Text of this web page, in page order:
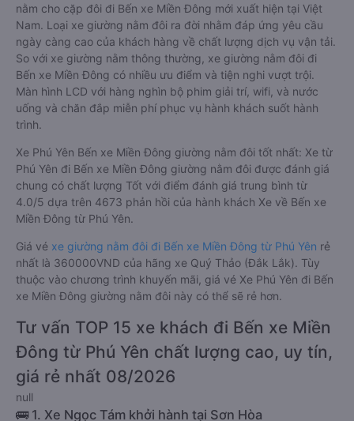
nằm cho cặp đôi đi Bến xe Miền Đông mới xuất hiện tại Việt
Nam. Loại xe giường nằm đôi ra đời nhằm đáp ứng yêu cầu
ngày càng cao của khách hàng về chất lượng dịch vụ vận tải.
So với xe giường nằm thông thường, xe giường nằm đôi đi
Bến xe Miền Đông có nhiều ưu điểm và tiện nghi vượt trội.
Màn hình LCD với hàng nghìn bộ phim giải trí, wifi, và nước
uống và chăn đắp miễn phí phục vụ hành khách suốt hành
trình.
Xe Phú Yên Bến xe Miền Đông giường nằm đôi tốt nhất: Xe từ
Phú Yên đi Bến xe Miền Đông giường nằm đôi được đánh giá
chung có chất lượng Tốt với điểm đánh giá trung bình từ
4.0/5 dựa trên 4673 phản hồi của hành khách Xe về Bến xe
Miền Đông từ Phú Yên.
Giá vé xe giường nằm đôi đi Bến xe Miền Đông từ Phú Yên rẻ
nhất là 360000VND của hãng xe Quý Thảo (Đắk Lắk). Tùy
thuộc vào chương trình khuyến mãi, giá vé Xe Phú Yên đi Bến
xe Miền Đông giường nằm đôi này có thể sẽ rẻ hơn.
Tư vấn TOP 15 xe khách đi Bến xe Miền
Đông từ Phú Yên chất lượng cao, uy tín,
giá rẻ nhất 08/2026
null
🚌 1. Xe Ngọc Tám khởi hành tại Sơn Hòa